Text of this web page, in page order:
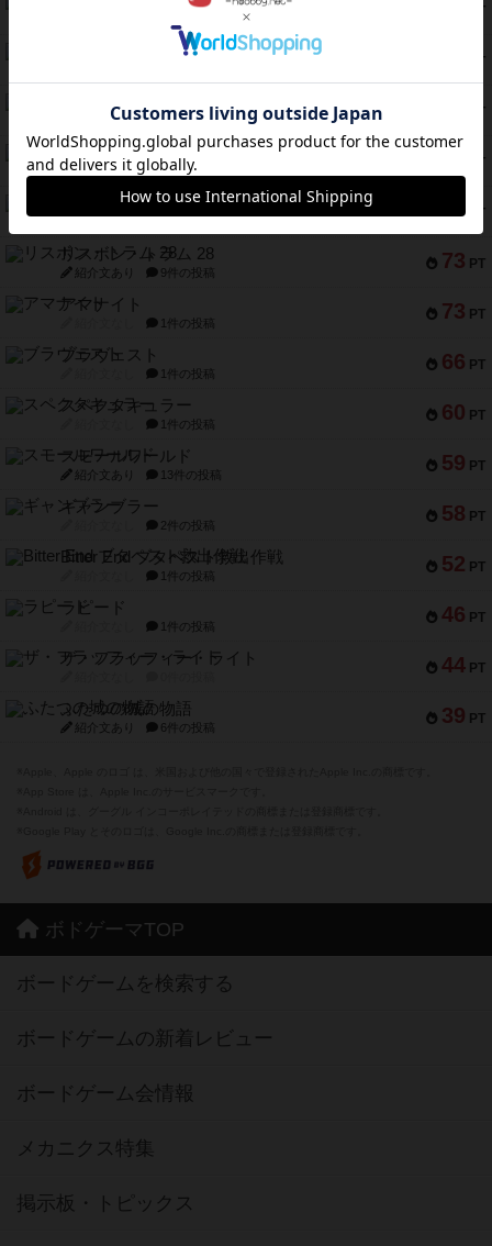
PT
PT
モズビ－ズ・レイダ－ズ
PT
紹介文なし 2件の投稿
PT
インドネシア
紹介文あり 2件の投稿
75 PT
宵と暁の呪文書
73 PT
リスボン・トラム 28
紹介文あり 9件の投稿
73 PT
アマナイト
1件の投稿
66 PT
ブラヴェスト
1件の投稿
60 PT
スペクタキュラー
1件の投稿
59 PT
スモールワールド
紹介文あり 13件の投稿
58 PT
ギャンブラー
2件の投稿
52 PT
Bitter End ブタペスト救出作戦
1件の投稿
46 PT
ラピード
1件の投稿
44 PT
ザ・フラッフィー・ライト
39 PT
ふたつの城の物語
紹介文あり 6件の投稿
ボドゲーマTOP
ボードゲームを検索する
ボードゲームの新着レビュー
ボードゲーム会情報
メカニクス特集
掲示板・トピックス